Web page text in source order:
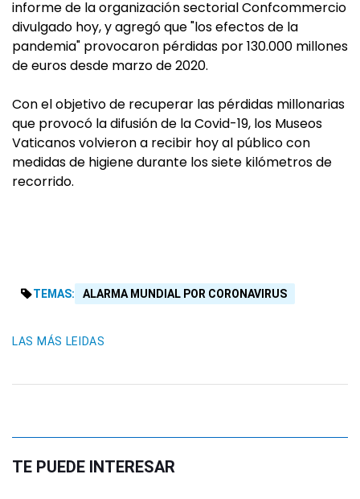
informe de la organización sectorial Confcommercio
divulgado hoy, y agregó que "los efectos de la
pandemia" provocaron pérdidas por 130.000 millones
de euros desde marzo de 2020.
Con el objetivo de recuperar las pérdidas millonarias
que provocó la difusión de la Covid-19, los Museos
Vaticanos volvieron a recibir hoy al público con
medidas de higiene durante los siete kilómetros de
recorrido.
TEMAS: ALARMA MUNDIAL POR CORONAVIRUS
LAS MÁS LEIDAS
TE PUEDE INTERESAR